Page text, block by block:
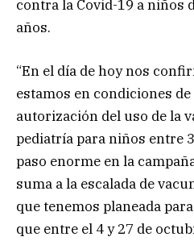
contra la Covid-19 a niños
años.
“En el día de hoy nos
estamos en condiciones
autorización del uso de la
pediatría para niños entre
paso enorme en la
suma a la escalada de
que tenemos planeada
que entre el 4 y 27 de